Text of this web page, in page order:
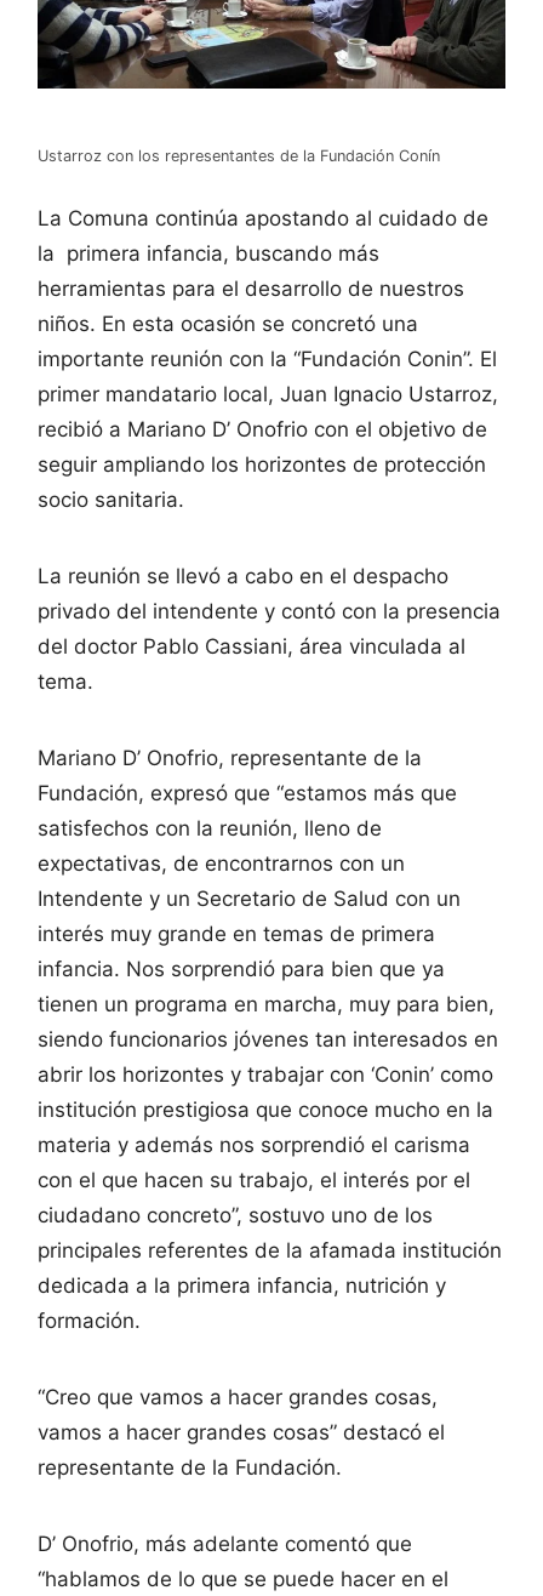
Ustarroz con los representantes de la Fundación Conín
La Comuna continúa apostando al cuidado de
la primera infancia, buscando más
herramientas para el desarrollo de nuestros
niños. En esta ocasión se concretó una
importante reunión con la “Fundación Conin”. El
primer mandatario local, Juan Ignacio Ustarroz,
recibió a Mariano D’ Onofrio con el objetivo de
seguir ampliando los horizontes de protección
socio sanitaria.
La reunión se llevó a cabo en el despacho
privado del intendente y contó con la presencia
del doctor Pablo Cassiani, área vinculada al
tema.
Mariano D’ Onofrio, representante de la
Fundación, expresó que “estamos más que
satisfechos con la reunión, lleno de
expectativas, de encontrarnos con un
Intendente y un Secretario de Salud con un
interés muy grande en temas de primera
infancia. Nos sorprendió para bien que ya
tienen un programa en marcha, muy para bien,
siendo funcionarios jóvenes tan interesados en
abrir los horizontes y trabajar con ‘Conin’ como
institución prestigiosa que conoce mucho en la
materia y además nos sorprendió el carisma
con el que hacen su trabajo, el interés por el
ciudadano concreto”, sostuvo uno de los
principales referentes de la afamada institución
dedicada a la primera infancia, nutrición y
formación.
“Creo que vamos a hacer grandes cosas,
vamos a hacer grandes cosas” destacó el
representante de la Fundación.
D’ Onofrio, más adelante comentó que
“hablamos de lo que se puede hacer en el